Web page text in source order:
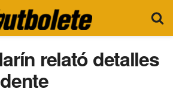
relató detalles